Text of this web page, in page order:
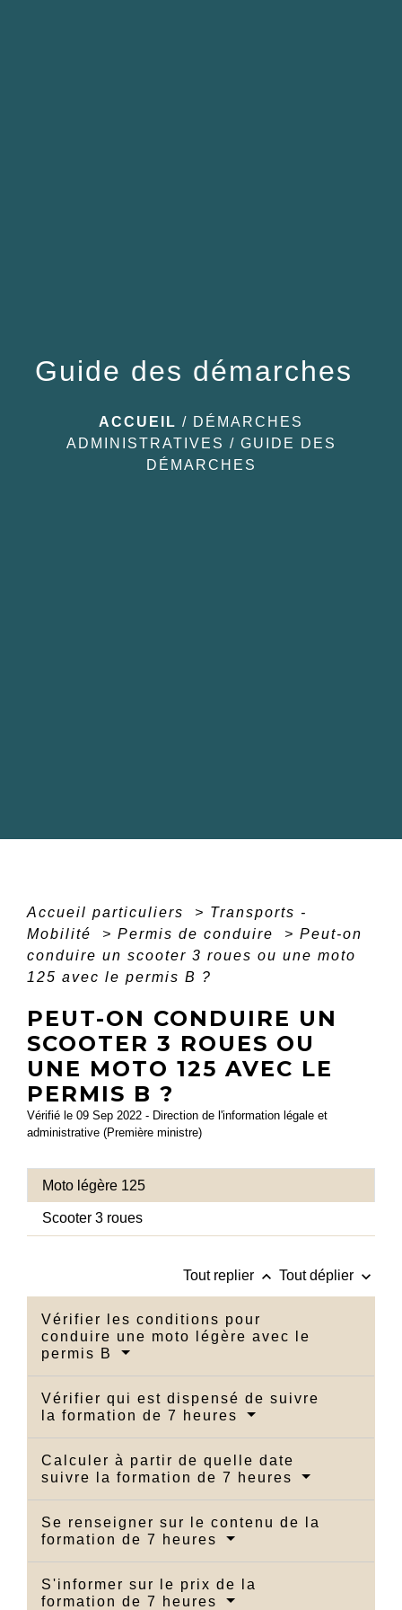
Guide des démarches
ACCUEIL / DÉMARCHES
ADMINISTRATIVES / GUIDE DES
DÉMARCHES
Accueil particuliers > Transports -
Mobilité
> Permis de conduire > Peut-on
conduire un scooter 3 roues ou une moto
125 avec le permis B ?
PEUT-ON CONDUIRE UN
SCOOTER 3 ROUES OU
UNE MOTO 125 AVEC LE
PERMIS B ?
Vérifié le 09 Sep 2022 - Direction de l'information légale et
administrative (Première ministre)
Moto légère 125
Scooter 3 roues
Tout replier keyboard_arrow_up Tout déplier keyboard_arrow_down
Vérifier les conditions pour
conduire une moto légère avec le
permis B
Vérifier qui est dispensé de suivre
la formation de 7 heures
Calculer à partir de quelle date
suivre la formation de 7 heures
Se renseigner sur le contenu de la
formation de 7 heures
S'informer sur le prix de la
formation de 7 heures